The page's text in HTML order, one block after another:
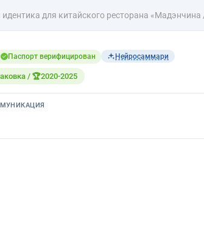
для китайского ресторана
Паспорт верифицирован Нейросаммари
/ 🏆2020-2025